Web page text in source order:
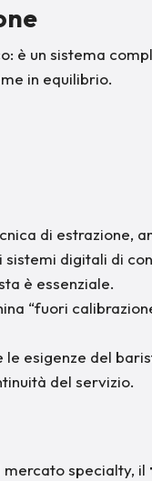
è un sistema
in equilibrio.
di estrazione,
digitali di
è essenziale.
“fuori
esigenze del
del servizio.
mercato specialty, il